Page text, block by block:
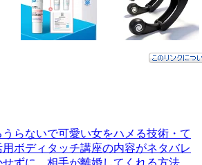
らないで可愛い女をハメる技術・て
ボディタッチ講座の内容がネタバレ
せずに、相手が離婚してくれる方法